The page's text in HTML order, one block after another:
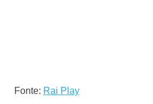
Fonte: Rai Play